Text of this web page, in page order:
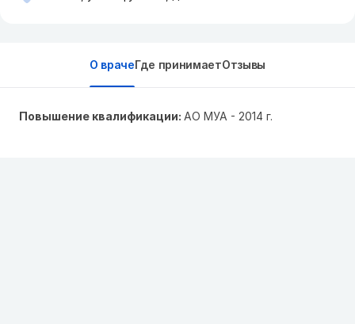
О врачеГде принимаетОтзывы
Повышение квалификации: АО МУА - 2014 г.